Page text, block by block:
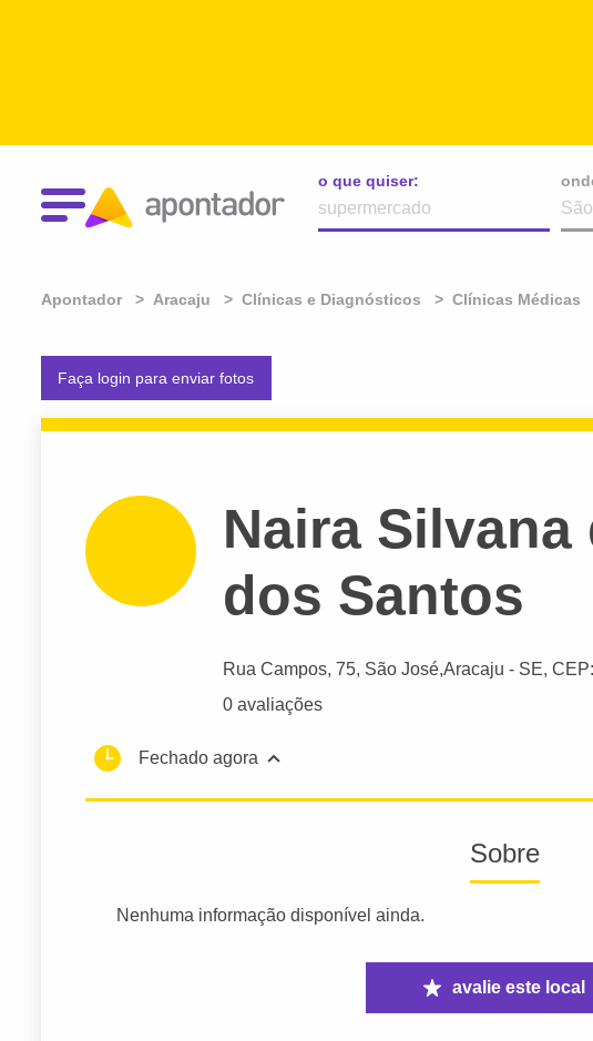
o que quiser:
Apontador Aracaju Clínicas e Diagnósticos Clínicas Médicas
Faça login para enviar fotos
Naira Silvana
dos Santos
Rua Campos, 75, São José,Aracaju - SE,
0 avaliações
Fechado agora
Sobre
Nenhuma informação disponível ainda.
avalie este local